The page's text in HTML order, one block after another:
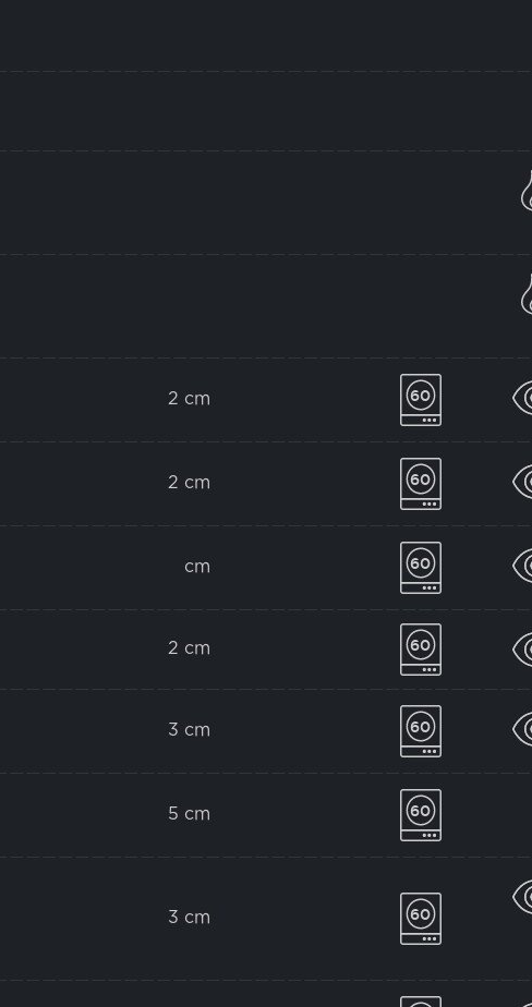
2 cm
2 cm
cm
2 cm
3 cm
5 cm
3 cm